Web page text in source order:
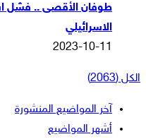
طوفان الأقصى .. فشل
الاسرائيلي
2023-10-11
الكل (2063)
آخر المواضيع المنشورة
أشهر المواضيع